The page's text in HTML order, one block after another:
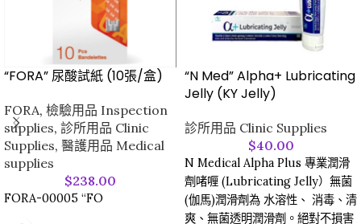
“FORA” 尿酸試紙 (10張/盒)
FORA, 檢驗用品 Inspection
supplies, 診所用品 Clinic
Supplies, 醫護用品 Medical
supplies
$238.00
FORA-00005 “FO
“N Med” Alpha+ Lubricating
Jelly (KY Jelly)
診所用品 Clinic Supplies
$40.00
N Medical Alpha Plus 專業潤滑
劑啫喱 (Lubricating Jelly）無菌
(伽馬)潤滑劑為 水溶性、 消毒、清
爽、無菌透明潤滑劑。絕對不損害